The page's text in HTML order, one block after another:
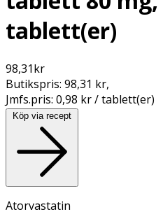
tablett(er)
98,31kr
Butikspris: 98,31 kr,
Jmfs.pris: 0,98 kr / tablett(er)
Köp via recept
Atorvastatin